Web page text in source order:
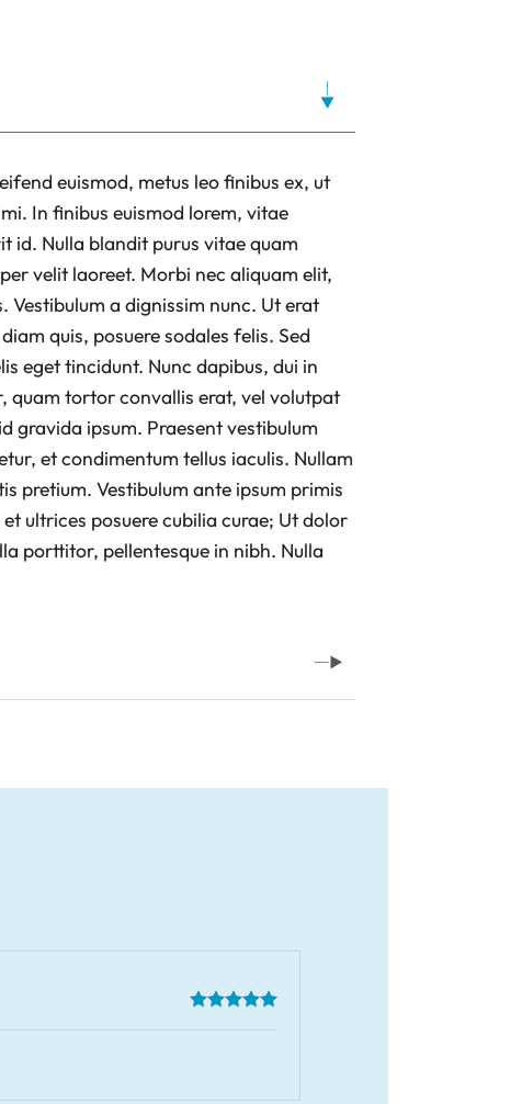
euismod, metus leo finibus ex, ut
In finibus euismod lorem, vitae
id. Nulla blandit purus vitae quam
velit laoreet. Morbi nec aliquam elit,
Vestibulum a dignissim nunc. Ut erat
quis, posuere sodales felis. Sed
eget tincidunt. Nunc dapibus, dui in
quam tortor convallis erat, vel volutpat
gravida ipsum. Praesent vestibulum
et condimentum tellus iaculis. Nullam
pretium. Vestibulum ante ipsum primis
ultrices posuere cubilia curae; Ut dolor
porttitor, pellentesque in nibh. Nulla